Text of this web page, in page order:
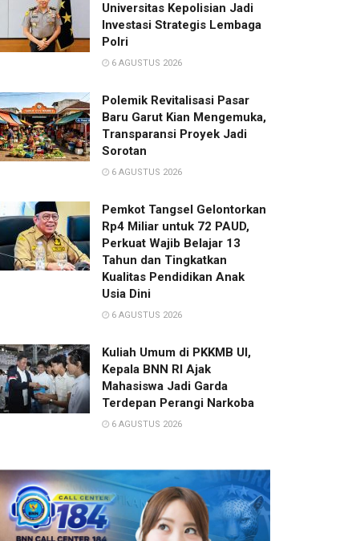
Universitas Kepolisian Jadi
Investasi Strategis Lembaga
Polri
6 AGUSTUS 2026
Polemik Revitalisasi Pasar
Baru Garut Kian Mengemuka,
Transparansi Proyek Jadi
Sorotan
6 AGUSTUS 2026
Pemkot Tangsel Gelontorkan
Rp4 Miliar untuk 72 PAUD,
Perkuat Wajib Belajar 13
Tahun dan Tingkatkan
Kualitas Pendidikan Anak
Usia Dini
6 AGUSTUS 2026
Kuliah Umum di PKKMB UI,
Kepala BNN RI Ajak
Mahasiswa Jadi Garda
Terdepan Perangi Narkoba
6 AGUSTUS 2026